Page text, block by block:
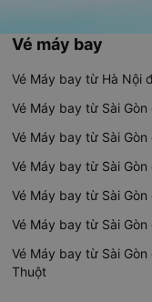
Vé máy bay
Vé Máy bay từ Hà Nội
Vé Máy bay từ Sài Gòn
Vé Máy bay từ Sài Gòn
Vé Máy bay từ Sài
Vé Máy bay từ Sài
Vé Máy bay từ Sài Gòn
Vé Máy bay từ Sài Gòn
Thuột